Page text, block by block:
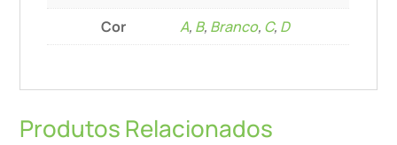
Cor A, B, Branco, C, D
Produtos Relacionados